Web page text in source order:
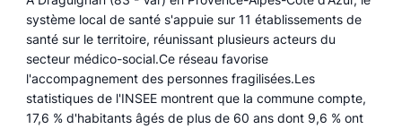
système local de santé s'appuie sur 11 établissements de
santé sur le territoire, réunissant plusieurs acteurs du
secteur médico-social.Ce réseau favorise
l'accompagnement des personnes fragilisées.Les
statistiques de l'INSEE montrent que la commune compte,
17,6 % d'habitants âgés de plus de 60 ans dont 9,6 % ont